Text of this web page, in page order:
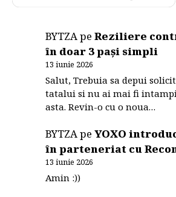
BYTZApeReziliere
în doar 3 pași simpli
13 iunie 2026
Salut, Trebuia sa depui
tatalui si nu ai mai fi
asta. Revin-o cu o noua…
BYTZApeYOXO
în parteneriat cu
13 iunie 2026
Amin :))